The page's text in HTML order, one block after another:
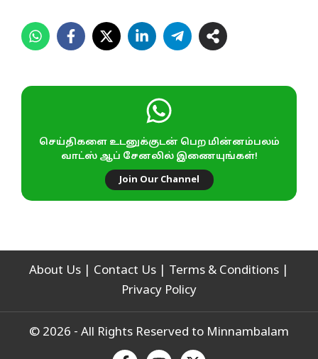
செய்திகளை உடனுக்குடன் பெற மின்னம்பலம்
வாட்ஸ் ஆப் சேனலில் இணையுங்கள்!
Join Our Channel
About Us Contact Us Terms & Conditions
Privacy Policy
© 2026 - All Rights Reserved to Minnambalam